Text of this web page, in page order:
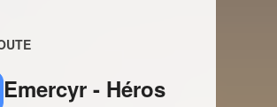
Emercyr - Héros